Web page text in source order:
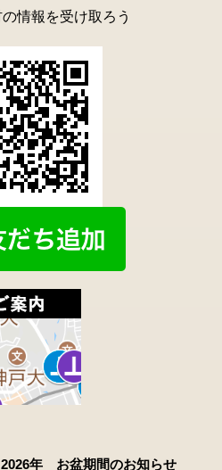
情報を受け取ろう
年 お盆期間のお知らせ